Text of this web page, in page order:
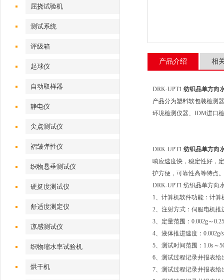
屈挠试验机
测试系统
评级箱
起球仪
自动取样器
静电仪
尖点测试仪
褶皱弹性仪
织物悬垂测试仪
硬挺度测试仪
舒适度测定仪
凉感测试仪
织物缩水率试验机
烘干机
产品介绍 相
DRK-UPT1 纺织品单方向
产品分为塑料软包装检测
环境检测仪器、IDM进口
DRK-UPT1 纺织品单方向
响应速度快，稳定性好，
护方便，可靠性高等特点。
DRK-UPT1 纺织品单方向
1、计算机软件功能：计
2、注射方式：伺服电机
3、定量范围：0.002g～
4、液体推进速度：0.002g/
5、测试时间范围：1.0s～
6、测试过程记录并报表给
7、测试过程记录并报表给